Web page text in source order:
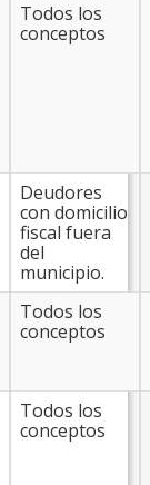
Todos los
conceptos
Deudores
con domicilio
fiscal fuera
del
municipio.
Todos los
conceptos
Todos los
conceptos